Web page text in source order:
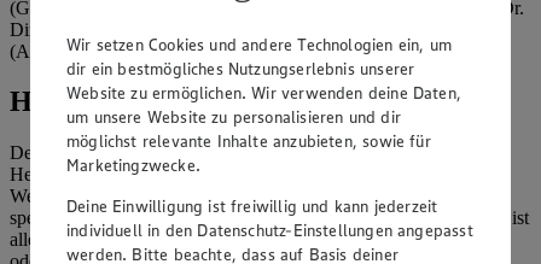
(Gesellschafter), Claus Hollinger (Vorstandsmitglied, Sprecher), Dr.
Dirk Eßmann (Vorstandsmitglied), Leo Schwaiberger
(Aufsichtsratsvorsitzender)
Hinweise
Der Inhalt dieser Website ist urheberrechtlich geschützt. Der
Herausgeber gewährt Ihnen jedoch das Recht, den auf dieser
Website bereitgestellten Text ganz oder ausschnittsweise zu
speichern und zu vervielfältigen. Aus Gründen des Urheberrechts ist
allerdings die Speicherung und Vervielfältigung von Bildmaterial
Wir setzen Cookies und andere Technologien ein, um
dir ein bestmögliches Nutzungserlebnis unserer
Website zu ermöglichen. Wir verwenden deine Daten,
um unsere Website zu personalisieren und dir
möglichst relevante Inhalte anzubieten, sowie für
Marketingzwecke.
Deine Einwilligung ist freiwillig und kann jederzeit
individuell in den Datenschutz-Einstellungen angepasst
werden. Bitte beachte, dass auf Basis deiner